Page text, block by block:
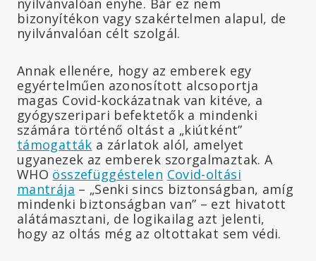
bizonyítékon vagy szakértelmen alapul, de
nyilvánvalóan célt szolgál.
Annak ellenére, hogy az emberek egy
egyértelműen azonosított alcsoportja
magas Covid-kockázatnak van kitéve, a
gyógyszeripari befektetők a mindenki
számára történő oltást a „kiútként”
támogatták a zárlatok alól, amelyet
ugyanezek az emberek szorgalmaztak. A
WHO összefüggéstelen Covid-oltási
mantrája – „Senki sincs biztonságban, amíg
mindenki biztonságban van” – ezt hivatott
alátámasztani, de logikailag azt jelenti,
hogy az oltás még az oltottakat sem védi.